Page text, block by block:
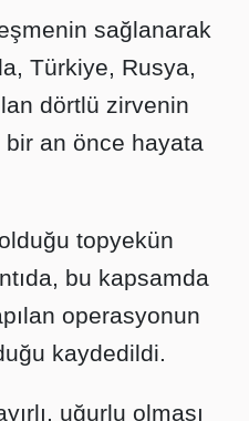
sağlanarak
Türkiye, Rusya,
dörtlü zirvenin
bir an önce hayata
topyekün
bu kapsamda
operasyonun
kaydedildi.
uğurlu olması